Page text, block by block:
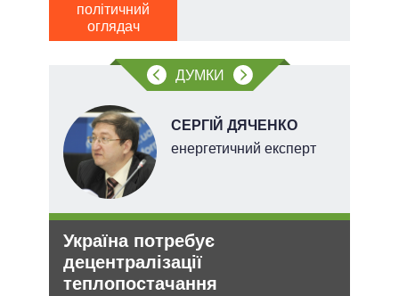
політичний
оглядач
ДУМКИ
СЕРГІЙ ДЯЧЕНКО
енергетичний експерт
Україна потребує
децентралізації
теплопостачання